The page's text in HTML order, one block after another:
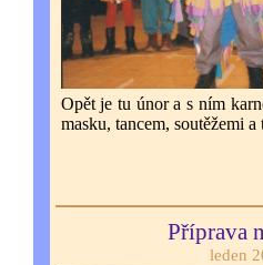
Opět je tu únor a s ním
masku, tancem, soutěžemi a
Příprava
leden